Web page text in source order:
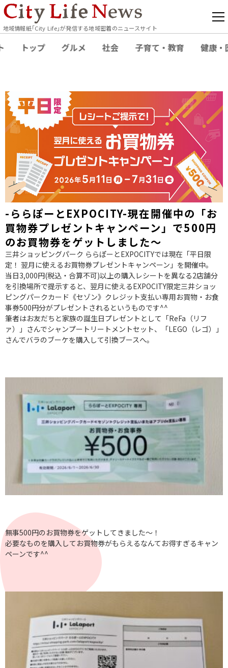
地域情報紙｢City Life｣が発信する地域密着のニュースサイト
トップ グルメ 社会 子育て・教育 健康・
-ららぽーとEXPOCITY-現在開催中の「お
買物券プレゼントキャンペーン」で500円
のお買物券をゲットしました～
三井ショッピングパーク ららぽーとEXPOCITYでは現在「平日限
定！ 翌月に使えるお買物券プレゼントキャンペーン」を開催中。
当日3,000円(税込・合算不可)以上の購入レシートを異なる2店舗分
を引換場所で提示すると、翌月に使えるEXPOCITY限定三井ショッ
ピングパークカード《セゾン》クレジット支払い専用お買物・お食
事券500円分がプレゼントされるというものです^^
筆者はお友だちと家族の誕生日プレゼントとして「ReFa（リフ
ァ）」さんでシャンプートリートメントセット、「LEGO（レゴ）」
さんでバラのブーケを購入して引換ブースへ。
無事500円のお買物券をゲットしてきました～！
必要なものを購入してお買物券がもらえるなんてお得すぎるキャン
ペーンです^^